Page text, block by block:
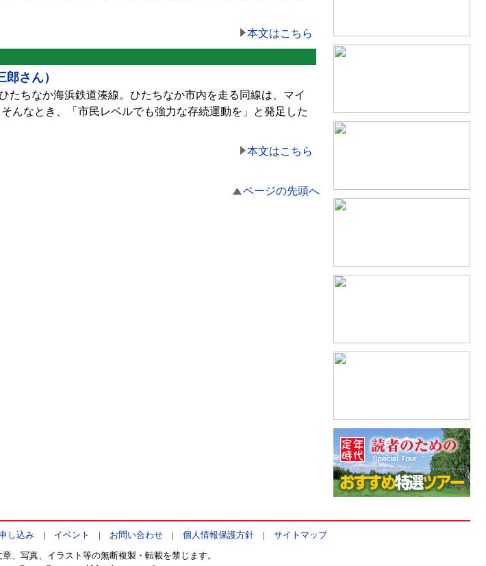
本文はこちら
さん）
ちなか海浜鉄道湊線。ひたちなか市内を走る同線は、マイ
んなとき、「市民レベルでも強力な存続運動を」と発足した
本文はこちら
ページの先頭へ
し込み| イベント | お問い合わせ| 個人情報保護方針| サイトマップ
、写真、イラスト等の無断複製・転載を禁じます。